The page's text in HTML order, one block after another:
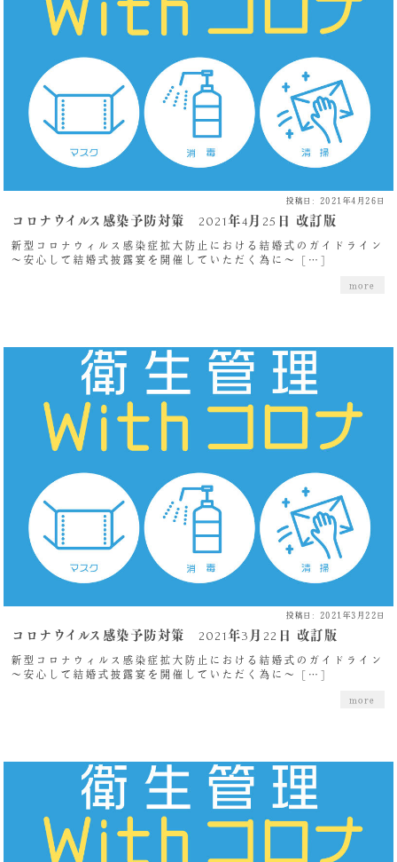
投稿日: 2021年4月26日
コロナウイルス感染予防対策 2021年4月25日 改訂版
新型コロナウィルス感染症拡大防止における結婚式のガイドライン
～安心して結婚式披露宴を開催していただく為に～ […]
more
投稿日: 2021年3月22日
コロナウイルス感染予防対策 2021年3月22日 改訂版
新型コロナウィルス感染症拡大防止における結婚式のガイドライン
～安心して結婚式披露宴を開催していただく為に～ […]
more